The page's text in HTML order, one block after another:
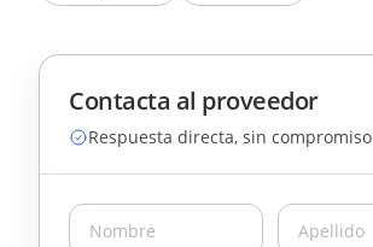
Contacta al proveedor
Respuesta directa, sin compromiso